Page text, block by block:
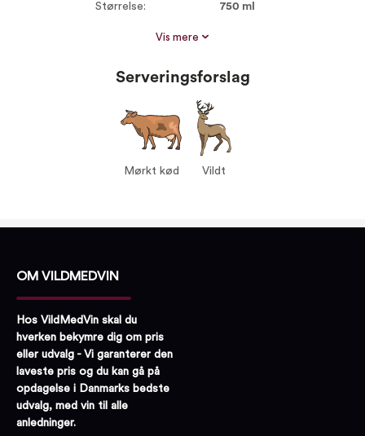
Størrelse: 750 ml
Druer:
Merlot 90%
Serveres ved:
15-17°C
Mørkt kød
Vis mere
Serveringsforslag
Mørkt kød Vildt
OM VILDMEDVIN
Hos VildMedVin skal du
hverken bekymre dig om pris
eller udvalg - Vi garanterer den
laveste pris og du kan gå på
opdagelse i Danmarks bedste
udvalg, med vin til alle
anledninger.